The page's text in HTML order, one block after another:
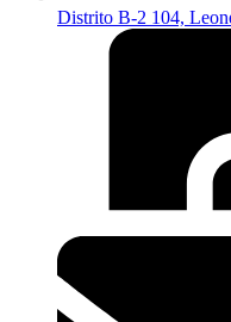
Distrito B-2 104,